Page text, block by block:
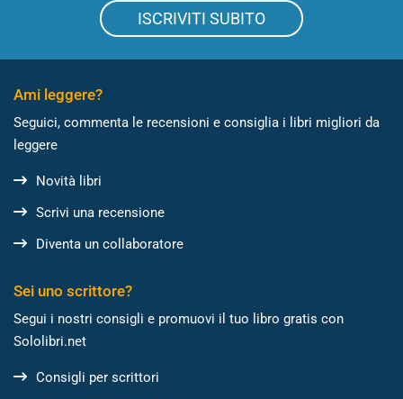
ISCRIVITI SUBITO
Ami leggere?
Seguici, commenta le recensioni e consiglia i libri migliori da
leggere
Novità libri
Scrivi una recensione
Diventa un collaboratore
Sei uno scrittore?
Segui i nostri consigli e promuovi il tuo libro gratis con
Sololibri.net
Consigli per scrittori